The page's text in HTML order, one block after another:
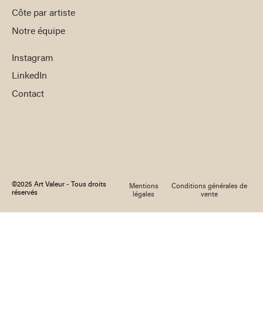
Côte par artiste
Notre équipe
Instagram
LinkedIn
Contact
©2025 Art Valeur - Tous droits
réservés
Mentions
légales
Conditions générales de
vente